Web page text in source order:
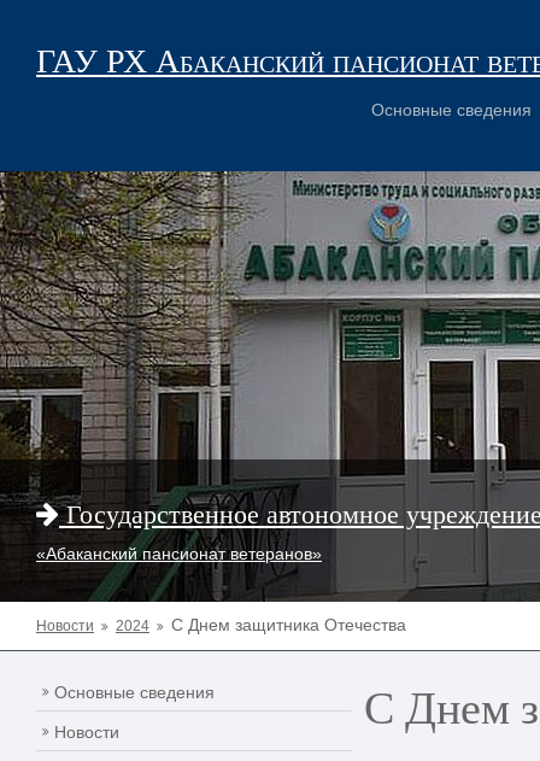
ГАУ РХ Абаканский пансионат
Основные сведения
Государственное автономное
«Абаканский пансионат ветеранов»
Новости 2024 С Днем защитника Отечества
Основные сведения
Новости С Днем